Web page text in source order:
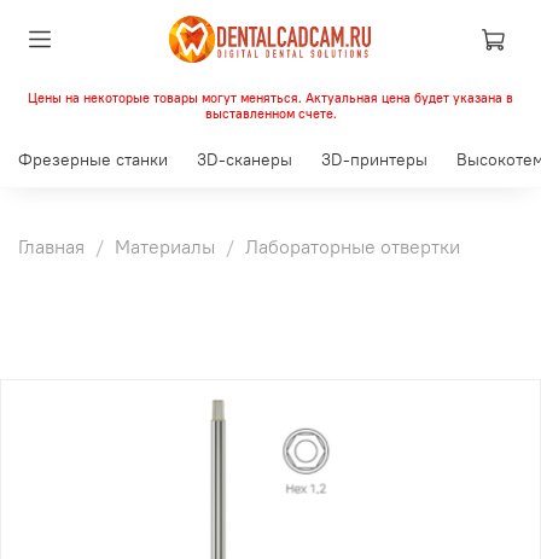
Цены на некоторые товары могут меняться. Актуальная цена будет указана в
выставленном счете.
Фрезерные станки 3D-сканеры 3D-принтеры
Главная Материалы Лабораторные отвертки